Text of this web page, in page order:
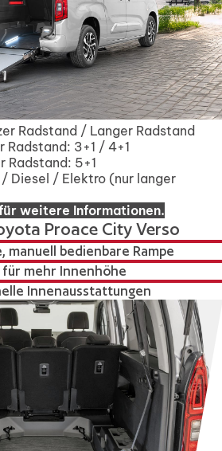
Radstand / Langer Radstand
Radstand: 3+1 / 4+1
Radstand: 5+1
Diesel / Elektro (nur langer
weitere Informationen.
Proace City Verso
manuell bedienbare Rampe
mehr Innenhöhe
Innenausstattungen